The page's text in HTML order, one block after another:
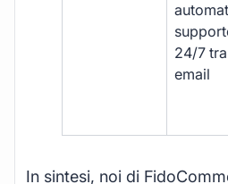
24/7
email
In sintesi, noi di